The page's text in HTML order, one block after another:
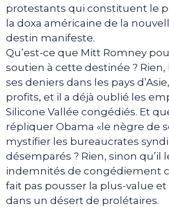
protestants qui constituent le
la doxa américaine de la
destin manifeste.
Qu’est-ce que Mitt Romney
soutien à cette destinée ?
ses deniers dans les pays
profits, et il a déjà oublié les
Silicone Vallée congédiés. Et
répliquer Obama «le nègre de
mystifier les bureaucrates
désemparés ? Rien, sinon qu’il
indemnités de congédiement
fait pas pousser la plus-value
dans un désert de prolétaires.